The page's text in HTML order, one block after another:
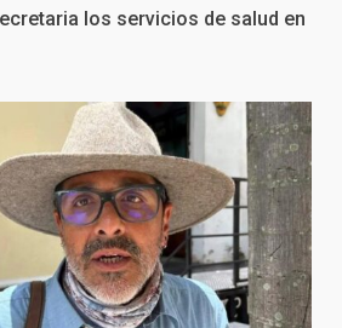
los servicios de salud en